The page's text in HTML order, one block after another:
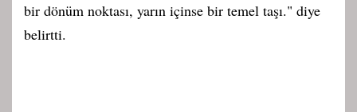
bir dönüm noktası, yarın içinse bir temel taşı." diye
belirtti.